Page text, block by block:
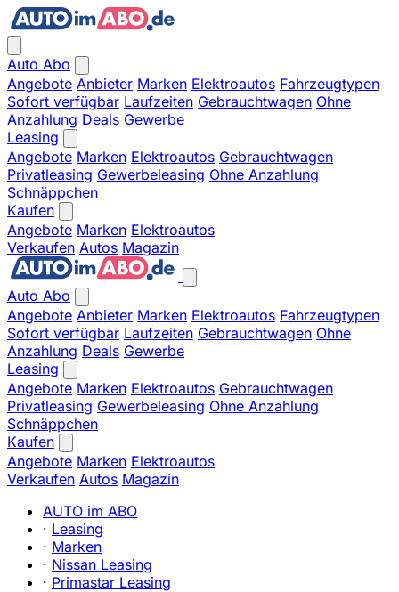
Auto Abo
Angebote Anbieter Marken Elektroautos Fahrzeugtypen
Sofort verfügbar Laufzeiten Gebrauchtwagen Ohne
Anzahlung Deals Gewerbe
Leasing
Angebote Marken Elektroautos Gebrauchtwagen
Privatleasing Gewerbeleasing Ohne Anzahlung
Schnäppchen
Kaufen
Angebote Marken Elektroautos
Verkaufen Autos Magazin
Auto Abo
Angebote Anbieter Marken Elektroautos Fahrzeugtypen
Sofort verfügbar Laufzeiten Gebrauchtwagen Ohne
Anzahlung Deals Gewerbe
Leasing
Angebote Marken Elektroautos Gebrauchtwagen
Privatleasing Gewerbeleasing Ohne Anzahlung
Schnäppchen
Kaufen
Angebote Marken Elektroautos
Verkaufen Autos Magazin
AUTO im ABO
· Leasing
· Marken
· Nissan Leasing
· Primastar Leasing